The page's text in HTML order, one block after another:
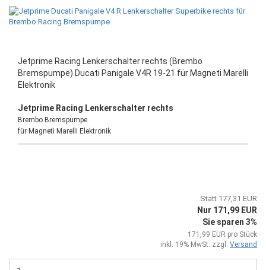
Jetprime Racing Lenkerschalter rechts (Brembo
Bremspumpe) Ducati Panigale V4R 19-21 für Magneti Marelli
Elektronik
Jetprime Racing Lenkerschalter rechts
Brembo Bremspumpe
für Magneti Marelli Elektronik
Statt 177,31 EUR
Nur 171,99 EUR
Sie sparen 3%
171,99 EUR pro Stück
inkl. 19% MwSt. zzgl. Versand